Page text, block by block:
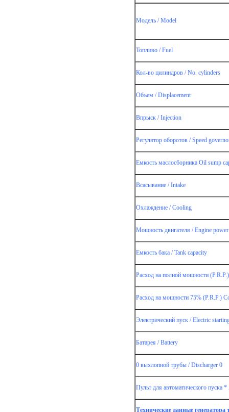
Модель / Model
Топливо / Fuel
Кол-во цилиндров / No. cylinders
Объем / Displacement
Впрыск / Injection
Регулятор оборотов / Speed
Емкость маслосборника Oil sump
Всасывание / Intake
Охлаждение / Cooling
Мощность двигателя / Engine power
Емкость бака / Tank capacity
Расход на полной мощности
Расход на мощности 75% (P.R.P.)
Электрический пуск / Electric
Батарея / Battery
0 выхлопной трубы / Discharger 0
Пульт для автоматического пуска
Технические данные